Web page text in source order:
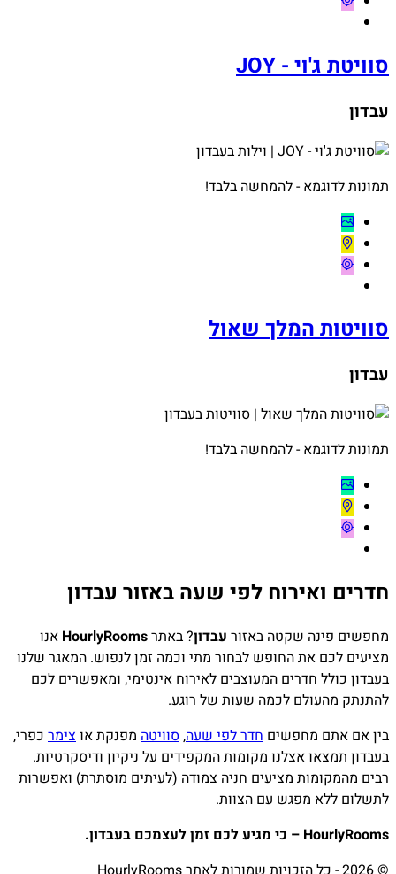
סוויטת ג'וי - JOY
עבדון
תמונות לדוגמא - להמחשה בלבד!
סוויטות המלך שאול
עבדון
תמונות לדוגמא - להמחשה בלבד!
חדרים ואירוח לפי שעה באזור עבדון
מחפשים פינה שקטה באזור עבדון? באתרHourlyRooms אנו
מציעים לכם את החופש לבחור מתי וכמה זמן לנפוש. המאגר שלנו
בעבדון כולל חדרים המעוצבים לאירוח אינטימי, ומאפשרים לכם
להתנתק מהעולם לכמה שעות של רוגע.
בין אם אתם מחפשים חדר לפי שעה,סוויטה מפנקת אוצימר כפרי,
בעבדון תמצאו אצלנו מקומות המקפידים על ניקיון ודיסקרטיות.
רבים מהמקומות מציעים חניה צמודה (לעיתים מוסתרת) ואפשרות
לתשלום ללא מפגש עם הצוות.
HourlyRooms – כי מגיע לכם זמן לעצמכם בעבדון.